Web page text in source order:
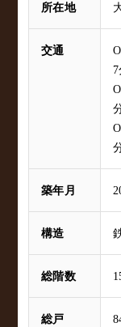
所在地
交通
築年月
構造
総階数
総戸